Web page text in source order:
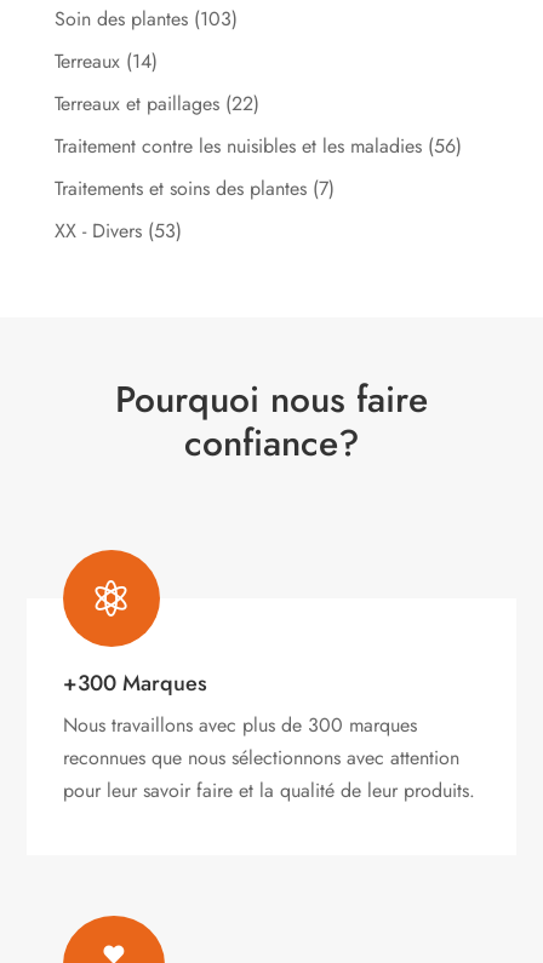
Soin des plantes (103)
Terreaux (14)
Terreaux et paillages (22)
Traitement contre les nuisibles et les maladies (56)
Traitements et soins des plantes (7)
XX - Divers (53)
Pourquoi nous faire
confiance?

+300 Marques
Nous travaillons avec plus de 300 marques
reconnues que nous sélectionnons avec attention
pour leur savoir faire et la qualité de leur produits.